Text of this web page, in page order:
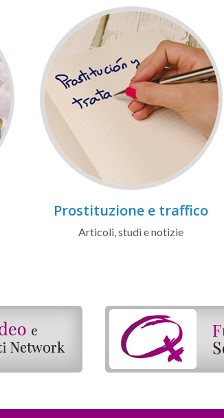
Prostituzione e traffico
Articoli, studi e notizie